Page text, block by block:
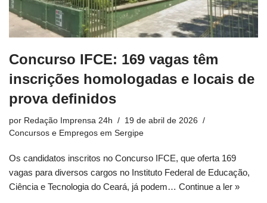
Concurso IFCE: 169 vagas têm
inscrições homologadas e locais de
prova definidos
por Redação Imprensa 24h
19 de abril de 2026
Concursos e Empregos em Sergipe
Os candidatos inscritos no Concurso IFCE, que oferta 169
vagas para diversos cargos no Instituto Federal de Educação,
Ciência e Tecnologia do Ceará, já podem… Continue a ler »